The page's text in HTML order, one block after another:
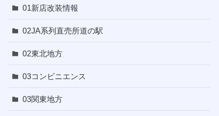
01新店改装情報
02JA系列直売所道の駅
02東北地方
03コンビニエンス
03関東地方